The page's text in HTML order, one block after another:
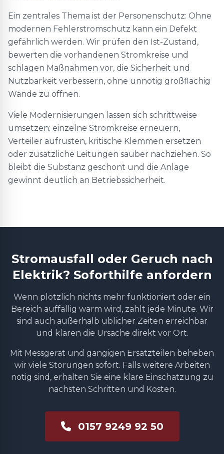
Ein zentrales Thema ist der Personenschutz: Ohne
modernen Fehlerstromschutz kann ein Defekt
gefährlich werden. Wir prüfen den Ist-Zustand,
bewerten die vorhandenen Stromkreise und
schlagen Maßnahmen vor, die Sicherheit und
Nutzbarkeit verbessern, ohne unnötig großflächig
Wände zu öffnen.
Viele Modernisierungen lassen sich schrittweise
umsetzen: einzelne Stromkreise erneuern,
Verteiler aufrüsten, kritische Klemmen ersetzen
oder zusätzliche Leitungen sauber nachziehen. So
bleibt die Substanz geschont und die Anlage
gewinnt deutlich an Betriebssicherheit.
Stromausfall oder Geruch nach
Elektrik? Soforthilfe anfordern
Wenn plötzlich nichts mehr funktioniert oder ein
Bereich auffällig warm wird, zählt jede Minute. Wir
sind auch außerhalb üblicher Zeiten erreichbar
und klären die Ursache direkt vor Ort.
Mit Messgerät und gängigen Ersatzteilen beheben
wir viele Störungen sofort. Falls weitere Arbeiten
nötig sind, erhalten Sie eine klare Einschätzung zu
nächsten Schritten und Kosten.
0157 9249 92 50